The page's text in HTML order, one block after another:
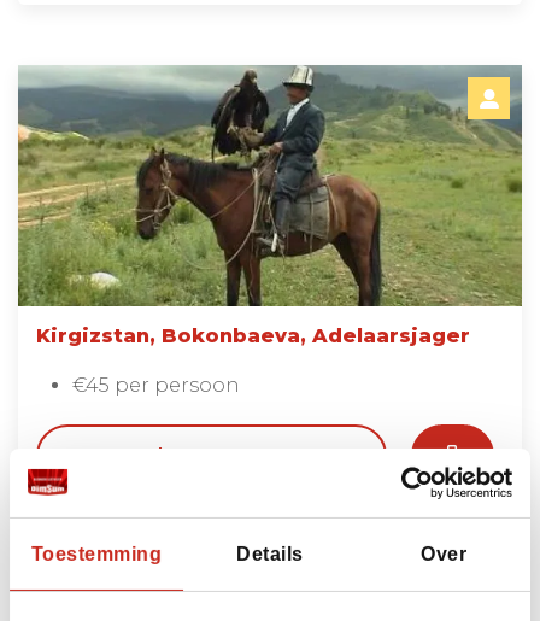
Toestemming Details Over
Kirgizstan, Bokonbaeva, Adelaarsjager
€45 per persoon
Lees meer
Bouwstenen